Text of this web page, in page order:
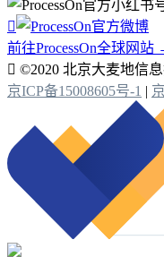

前往ProcessOn全球网站
 ©2020 北京大麦地信
京ICP备15008605号-1 |